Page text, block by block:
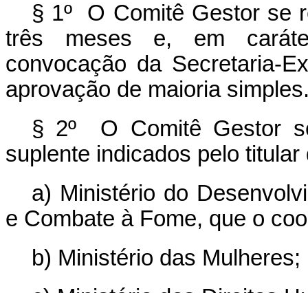
§ 1º O Comitê Gestor se
três meses e, em
convocação da Secretaria-
aprovação de maioria
§ 2º O Comitê Gestor
suplente indicados pelo
a) Ministério do
e Combate à Fome, que o
b) Ministério das Mulheres;